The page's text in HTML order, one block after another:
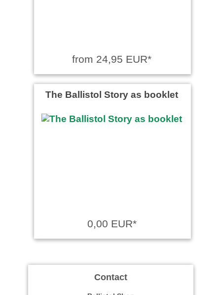
from 24,95 EUR*
The Ballistol Story as booklet
0,00 EUR*
Contact